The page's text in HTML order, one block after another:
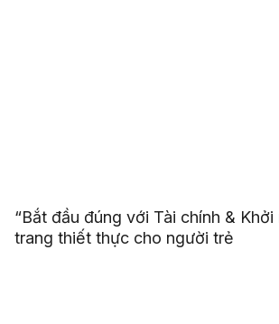
“Bắt đầu đúng với Tài chính & Khởi
trang thiết thực cho người trẻ